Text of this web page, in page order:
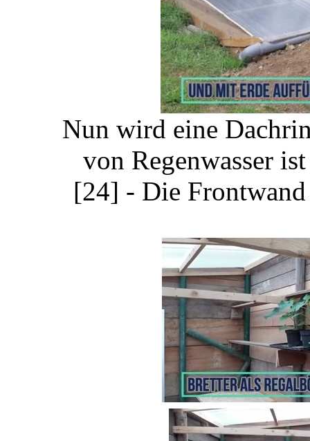
Nun wird eine
von Regenwasser
[24] - Die